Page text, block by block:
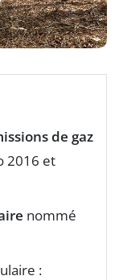
de gaz
2016 et
nommé
: